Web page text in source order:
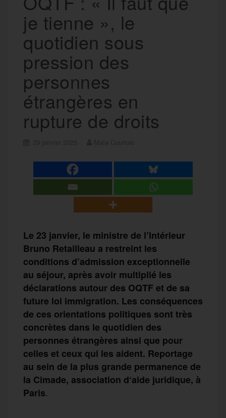
je tienne », le
quotidien sous
pression des
personnes
étrangères en
rupture de droits
Le 23 janvier, le ministre de l’Intérieur
Bruno Retailleau a restreint les
conditions d’admission exceptionnelle
au séjour, après avoir multiplié les
déclarations autour des OQTF et de sa
future loi immigration. Les conséquences
de ces orientations politiques sont très
concrètes dans le quotidien des
personnes étrangères ainsi que pour
celles et ceux qui les aident. Reportage
au sein de la plus grande permanence de
la Cimade, association d‘aide juridique, à
Paris.